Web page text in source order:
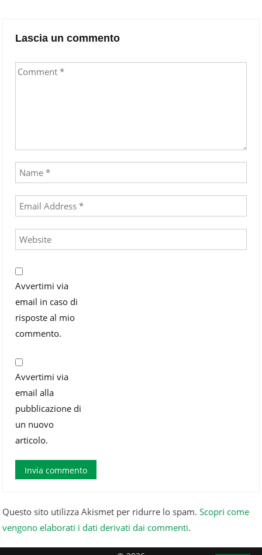
Lascia un commento
Avvertimi via
email in caso di
risposte al mio
commento.
Avvertimi via
email alla
pubblicazione di
un nuovo
articolo.
Questo sito utilizza Akismet per ridurre lo spam.Scopri come
vengono elaborati i dati derivati dai commenti.